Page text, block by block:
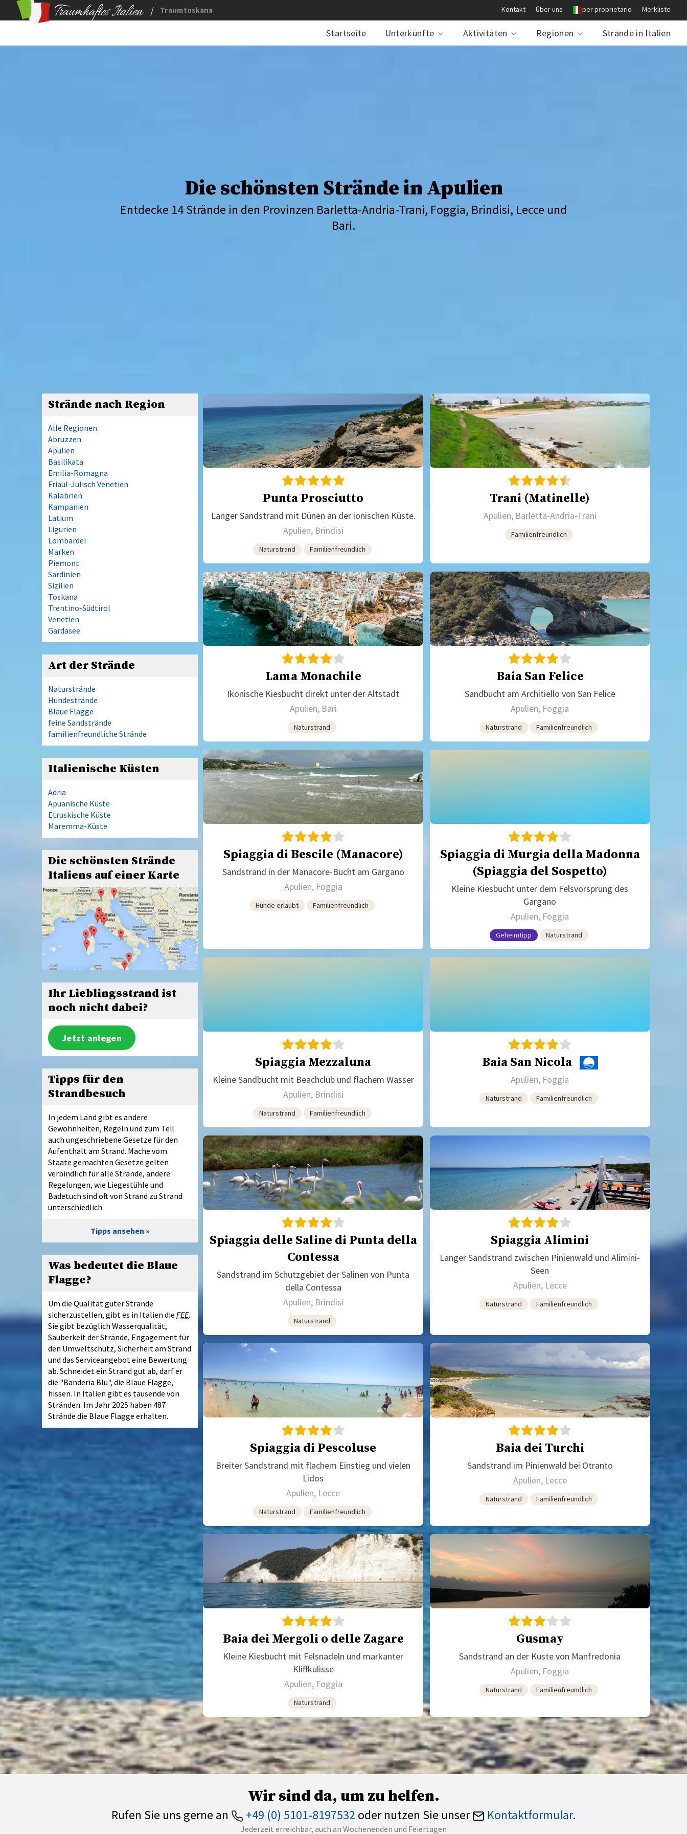
/ Traumtoskana Kontakt Über uns per proprietario Merkliste
Startseite Unterkünfte Aktivitäten Regionen Strände in Italien
Die schönsten Strände in Apulien
Entdecke 14 Strände in den Provinzen Barletta-Andria-Trani, Foggia, Brindisi, Lecce und
Bari.
Punta Prosciutto
Langer Sandstrand mit Dünen an der ionischen Küste.
Apulien, Brindisi
Naturstrand Familienfreundlich
Trani (Matinelle)
Apulien, Barletta-Andria-Trani
Familienfreundlich
Lama Monachile
Ikonische Kiesbucht direkt unter der Altstadt
Apulien, Bari
Naturstrand
Baia San Felice
Sandbucht am Architiello von San Felice
Apulien, Foggia
Naturstrand Familienfreundlich
Spiaggia di Bescile (Manacore)
Sandstrand in der Manacore-Bucht am Gargano
Apulien, Foggia
Hunde erlaubt Familienfreundlich
Spiaggia di Murgia della Madonna
(Spiaggia del Sospetto)
Kleine Kiesbucht unter dem Felsvorsprung des
Gargano
Apulien, Foggia
Geheimtipp Naturstrand
Spiaggia Mezzaluna
Kleine Sandbucht mit Beachclub und flachem Wasser
Apulien, Brindisi
Naturstrand Familienfreundlich
Baia San Nicola
Apulien, Foggia
Naturstrand Familienfreundlich
Spiaggia delle Saline di Punta della
Contessa
Sandstrand im Schutzgebiet der Salinen von Punta
della Contessa
Apulien, Brindisi
Naturstrand
Spiaggia Alimini
Langer Sandstrand zwischen Pinienwald und Alimini-
Seen
Apulien, Lecce
Naturstrand Familienfreundlich
Spiaggia di Pescoluse
Breiter Sandstrand mit flachem Einstieg und vielen
Lidos
Apulien, Lecce
Naturstrand Familienfreundlich
Baia dei Turchi
Sandstrand im Pinienwald bei Otranto
Apulien, Lecce
Naturstrand Familienfreundlich
Baia dei Mergoli o delle Zagare
Kleine Kiesbucht mit Felsnadeln und markanter
Kliffkulisse
Apulien, Foggia
Naturstrand
Gusmay
Sandstrand an der Küste von Manfredonia
Apulien, Foggia
Naturstrand Familienfreundlich
Strände nach Region
Alle Regionen
Abruzzen
Apulien
Basilikata
Emilia-Romagna
Friaul-Julisch Venetien
Kalabrien
Kampanien
Latium
Ligurien
Lombardei
Marken
Piemont
Sardinien
Sizilien
Toskana
Trentino-Südtirol
Venetien
Gardasee
Art der Strände
Naturstrände
Hundestrände
Blaue Flagge
feine Sandstrände
familienfreundliche Strände
Italienische Küsten
Adria
Apuanische Küste
Etruskische Küste
Maremma-Küste
Die schönsten Strände
Italiens auf einer Karte
Ihr Lieblingsstrand ist
noch nicht dabei?
Jetzt anlegen
Tipps für den
Strandbesuch
In jedem Land gibt es andere
Gewohnheiten, Regeln und zum Teil
auch ungeschriebene Gesetze für den
Aufenthalt am Strand. Mache vom
Staate gemachten Gesetze gelten
verbindlich für alle Strände, andere
Regelungen, wie Liegestühle und
Badetuch sind oft von Strand zu Strand
unterschiedlich.
Tipps ansehen
Was bedeutet die Blaue
Flagge?
Um die Qualität guter Strände
sicherzustellen, gibt es in Italien die FEE.
Sie gibt bezüglich Wasserqualität,
Sauberkeit der Strände, Engagement für
den Umweltschutz, Sicherheit am Strand
und das Serviceangebot eine Bewertung
ab. Schneidet ein Strand gut ab, darf er
die "Banderia Blu", die Blaue Flagge,
hissen. In Italien gibt es tausende von
Stränden. Im Jahr 2025 haben 487
Strände die Blaue Flagge erhalten.
Wir sind da, um zu helfen.
Rufen Sie uns gerne an +49 (0) 5101-8197532 oder nutzen Sie unser Kontaktformular.
Jederzeit erreichbar, auch an Wochenenden und Feiertagen